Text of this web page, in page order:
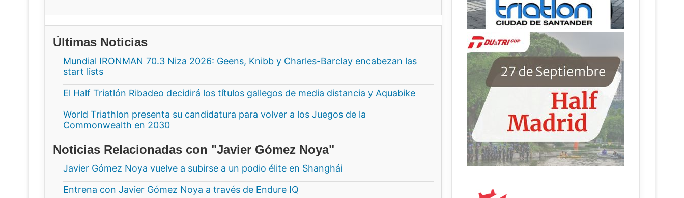
Últimas Noticias
Mundial IRONMAN 70.3 Niza 2026: Geens, Knibb y Charles-Barclay encabezan las
start lists
El Half Triatlón Ribadeo decidirá los títulos gallegos de media distancia y Aquabike
World Triathlon presenta su candidatura para volver a los Juegos de la
Commonwealth en 2030
Noticias Relacionadas con "Javier Gómez Noya"
Javier Gómez Noya vuelve a subirse a un podio élite en Shanghái
Entrena con Javier Gómez Noya a través de Endure IQ